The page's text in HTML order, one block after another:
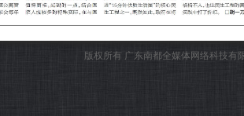
版权所有 广东南都全媒体网络科技